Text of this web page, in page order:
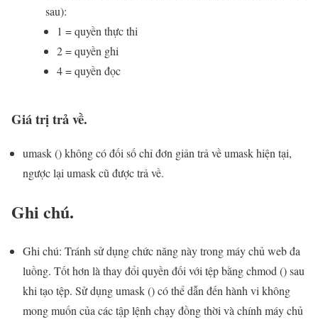
sau):
1 = quyền thực thi
2 = quyền ghi
4 = quyền đọc
Giá trị trả về.
umask () không có đối số chỉ đơn giản trả về umask hiện tại,
ngược lại umask cũ được trả về.
Ghi chú.
Ghi chú: Tránh sử dụng chức năng này trong máy chủ web đa
luồng. Tốt hơn là thay đổi quyền đối với tệp bằng chmod () sau
khi tạo tệp. Sử dụng umask () có thể dẫn đến hành vi không
mong muốn của các tập lệnh chạy đồng thời và chính máy chủ